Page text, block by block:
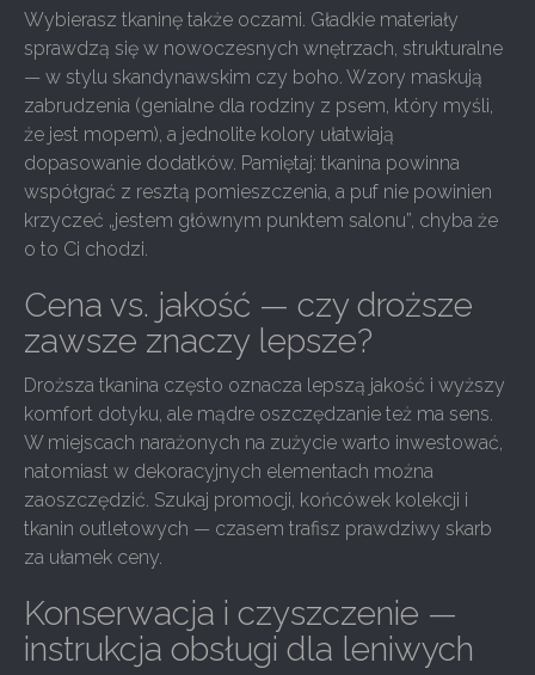
Wybierasz tkaninę także oczami. Gładkie materiały
sprawdzą się w nowoczesnych wnętrzach, strukturalne
— w stylu skandynawskim czy boho. Wzory maskują
zabrudzenia (genialne dla rodziny z psem, który myśli,
że jest mopem), a jednolite kolory ułatwiają
dopasowanie dodatków. Pamiętaj: tkanina powinna
współgrać z resztą pomieszczenia, a puf nie powinien
krzyczeć „jestem głównym punktem salonu”, chyba że
o to Ci chodzi.
Cena vs. jakość — czy droższe
zawsze znaczy lepsze?
Droższa tkanina często oznacza lepszą jakość i wyższy
komfort dotyku, ale mądre oszczędzanie też ma sens.
W miejscach narażonych na zużycie warto inwestować,
natomiast w dekoracyjnych elementach można
zaoszczędzić. Szukaj promocji, końcówek kolekcji i
tkanin outletowych — czasem trafisz prawdziwy skarb
za ułamek ceny.
Konserwacja i czyszczenie —
instrukcja obsługi dla leniwych